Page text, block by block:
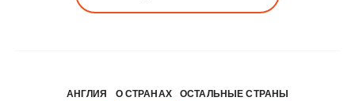
АНГЛИЯ О СТРАНАХ ОСТАЛЬНЫЕ СТРАНЫ